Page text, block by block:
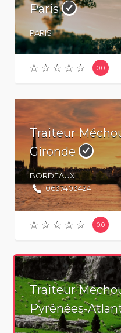
Paris
PARIS
0.0
Traiteur
Gironde
BORDEAUX
0637403424
0.0
Traiteur
Pyrénées-